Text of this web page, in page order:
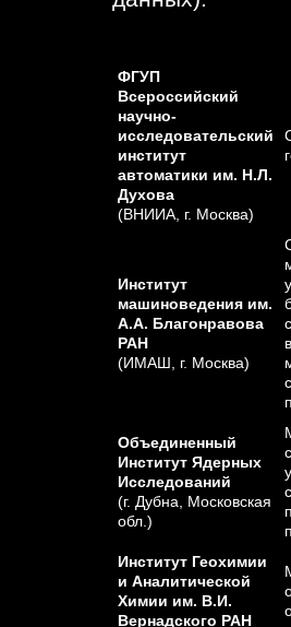
ФГУП
Всероссийский
научно-
исследовательский
институт
автоматики им. Н.Л.
Духова
(ВНИИА, г. Москва)
Институт
машиноведения им.
А.А. Благонравова
РАН
(ИМАШ, г. Москва)
Объединенный
Институт Ядерных
Исследований
(г. Дубна, Московская
обл.)
Институт Геохимии
и Аналитической
Химии им. В.И.
Вернадского РАН